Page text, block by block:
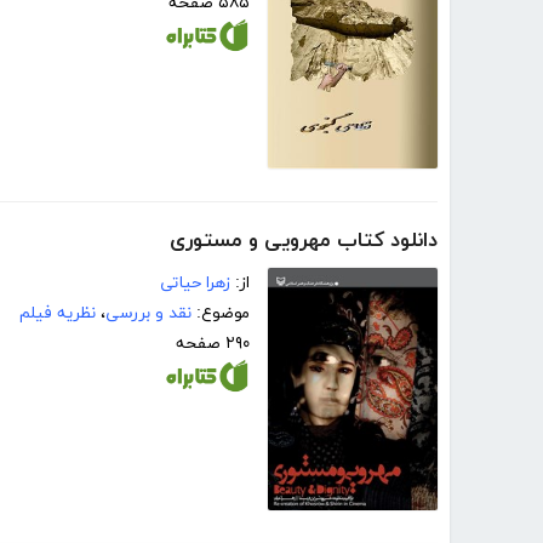
دانلود کتاب مهرویی و مستوری
از: زهرا حیاتی
موضوع: نقد و بررسی، نظریه فیلم
۲۹۰ صفحه